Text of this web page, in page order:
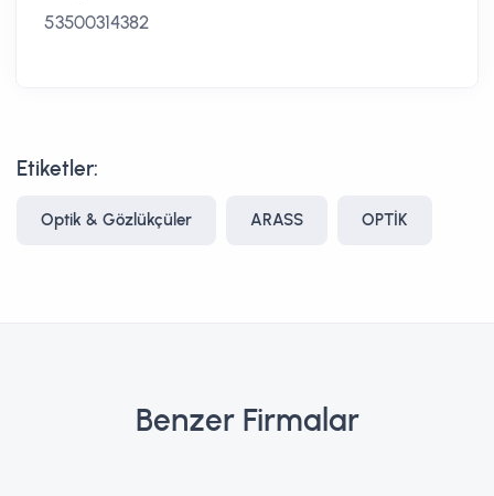
53500314382
Etiketler:
Optik & Gözlükçüler ARASS OPTİK
Benzer Firmalar